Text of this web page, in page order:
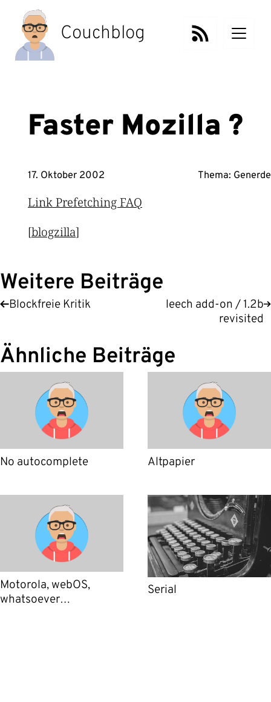
Inhalt
springen
Couchblog
Faster Mozilla ?
17. Oktober 2002 Thema: Generde
Link Prefetching FAQ
[blogzilla]
Weitere Beiträge
Blockfreie Kritik
leech add-on / 1.2b
revisited
Ähnliche Beiträge
No autocomplete Altpapier
Motorola, webOS,
whatsoever…
Serial